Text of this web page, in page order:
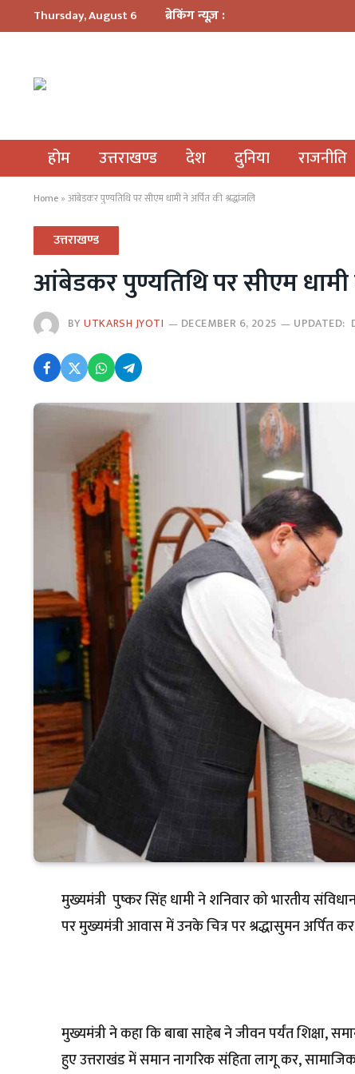
Thursday, August 6 ब्रेकिंग न्यूज़ :
होम उत्तराखण्ड देश दुनिया राजनीति
Home » आंबेडकर पुण्यतिथि पर सीएम धामी ने अर्पित की श्रद्धांजलि
उत्तराखण्ड
आंबेडकर पुण्यतिथि पर सीएम धामी
BYUTKARSH JYOTI DECEMBER 6, 2025 UPDATED:
मुख्यमंत्री पुष्कर सिंह धामी ने शनिवार को भारतीय
पर मुख्यमंत्री आवास में उनके चित्र पर श्रद्धासुमन अर्पित
मुख्यमंत्री ने कहा कि बाबा साहेब ने जीवन पर्यंत शिक्षा,
हुए उत्तराखंड में समान नागरिक संहिता लागू कर,